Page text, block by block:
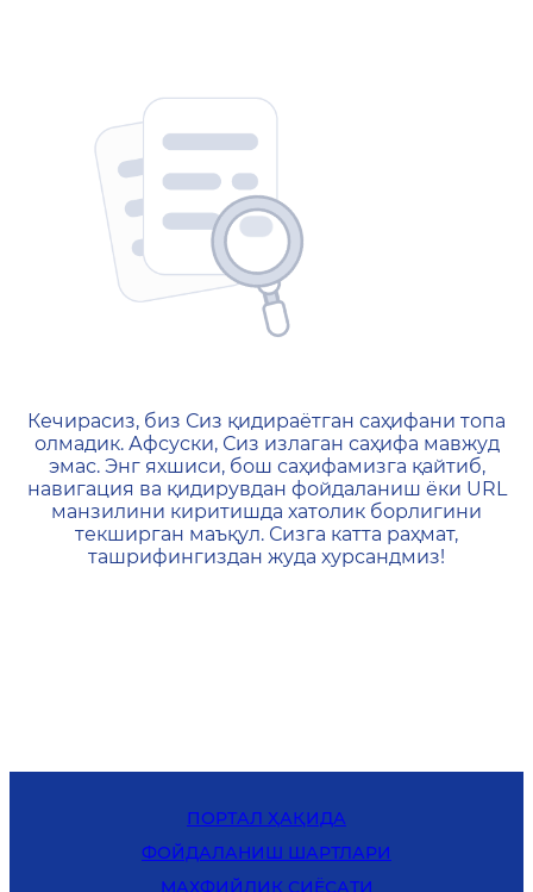
404 — Страница не
Кечирасиз, биз Сиз қидираётган саҳифани топа
олмадик. Афсуски, Сиз излаган саҳифа мавжуд
эмас. Энг яхшиси, бош саҳифамизга қайтиб,
навигация ва қидирувдан фойдаланиш ёки URL
манзилини киритишда хатолик борлигини
текширган маъқул. Сизга катта раҳмат,
ташрифингиздан жуда хурсандмиз!
ПОРТАЛ ҲАҚИДА
ФОЙДАЛАНИШ ШАРТЛАРИ
MАХФИЙЛИК СИЁСАТИ